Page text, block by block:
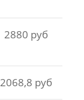
2880 руб
2068,8 руб